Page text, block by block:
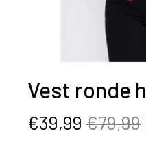
Vest ronde
€39,99 €79,99